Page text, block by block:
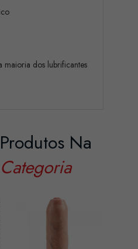
maioria dos lubrificantes
Na